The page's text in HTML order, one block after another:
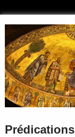
Prédications